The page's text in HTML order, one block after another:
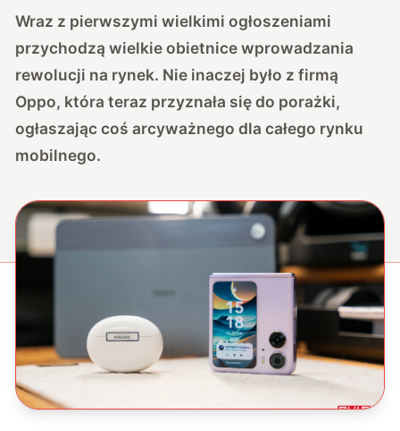
Wraz z pierwszymi wielkimi ogłoszeniami
przychodzą wielkie obietnice wprowadzania
rewolucji na rynek. Nie inaczej było z firmą
Oppo, która teraz przyznała się do porażki,
ogłaszając coś arcyważnego dla całego rynku
mobilnego.